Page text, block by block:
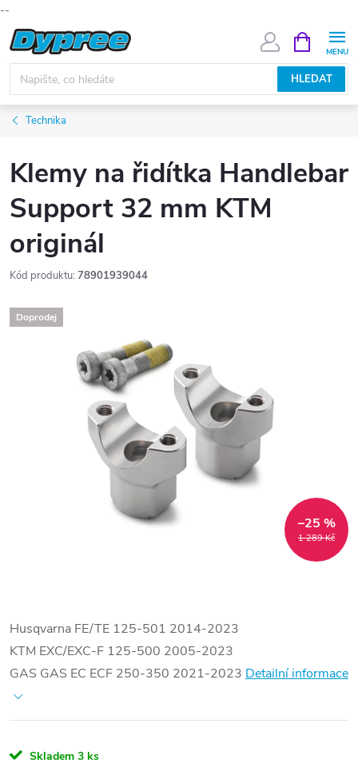
--
Přejít
na
obsah
HLEDAT
NÁKUPNÍ
KOŠÍK
Technika
Klemy na řidítka Handlebar
Support 32 mm KTM
originál
Kód produktu: 78901939044
Doprodej
1 289 Kč
–25 %
Husqvarna FE/TE 125-501 2014-2023
KTM EXC/EXC-F 125-500 2005-2023
GAS GAS EC ECF 250-350 2021-2023 Detailní informace
Skladem 3 ks